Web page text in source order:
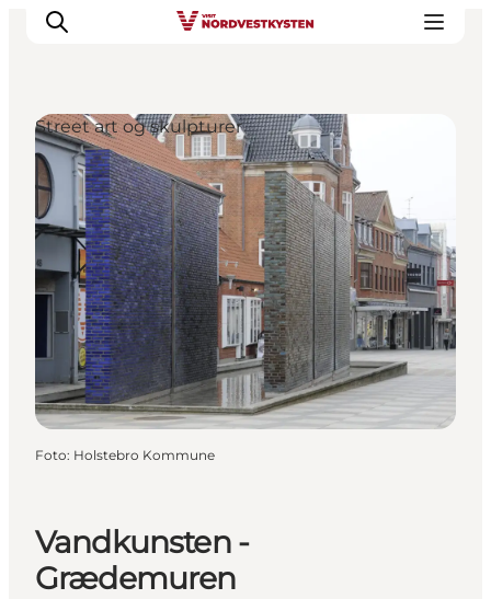
Feriesteder
Inspiration
Handicapvenlig ferie
Events
Overnatning
Planlæg din ferie
Vandkunsten -
Grædemuren
Street art og skulpturer
Foto: Holstebro Kommune